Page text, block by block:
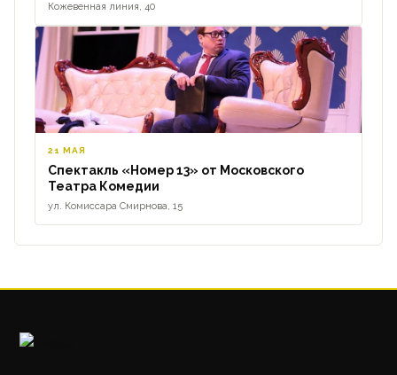
Кожевенная линия, 40
21 МАЯ
Спектакль «Номер 13» от Московского
Театра Комедии
ул. Комиссара Смирнова, 15